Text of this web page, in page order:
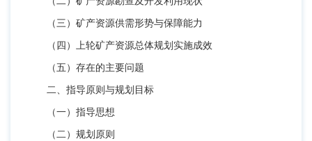
（三）矿产资源供需形势与保障能力
（四）上轮矿产资源总体规划实施成效
（五）存在的主要问题
二、指导原则与规划目标
（一）指导思想
（二）规划原则